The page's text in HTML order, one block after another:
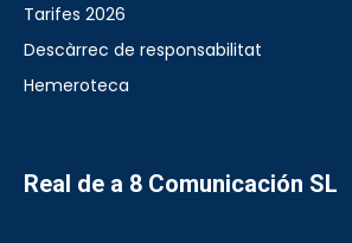
Tarifes 2026
Descàrrec de responsabilitat
Hemeroteca
Real de a 8 Comunicación SL